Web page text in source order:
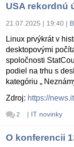
USA rekordnú
21.07.2025 | 19:40 |
Linux prvýkrát v
desktopovými
spoločnosti
podiel na trhu s
kategóriu „
Zdroj: https://
2 | IT novinky
O konferencii